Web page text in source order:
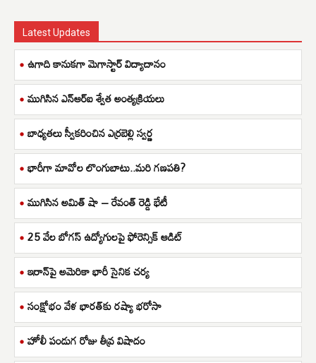
Latest Updates
ఉగాది కానుకగా మెగాస్టార్ విద్యాదానం
ముగిసిన ఎన్ఆర్ఐ శ్వేత అంత్యక్రియలు
బాధ్యతలు స్వీకరించిన ఎర్రబెల్లి స్వర్ణ
భారీగా మావోల లొంగుబాటు..మరి గణపతి?
ముగిసిన అమిత్ షా – రేవంత్ రెడ్డి భేటీ
25 వేల బోగస్ ఉద్యోగులపై ఫోరెన్సిక్ ఆడిట్
ఇరాన్‌పై అమెరికా భారీ సైనిక చర్య
సంక్షోభం వేళ భారత్‌కు రష్యా భరోసా
హోలీ పండుగ రోజు తీవ్ర విషాదం